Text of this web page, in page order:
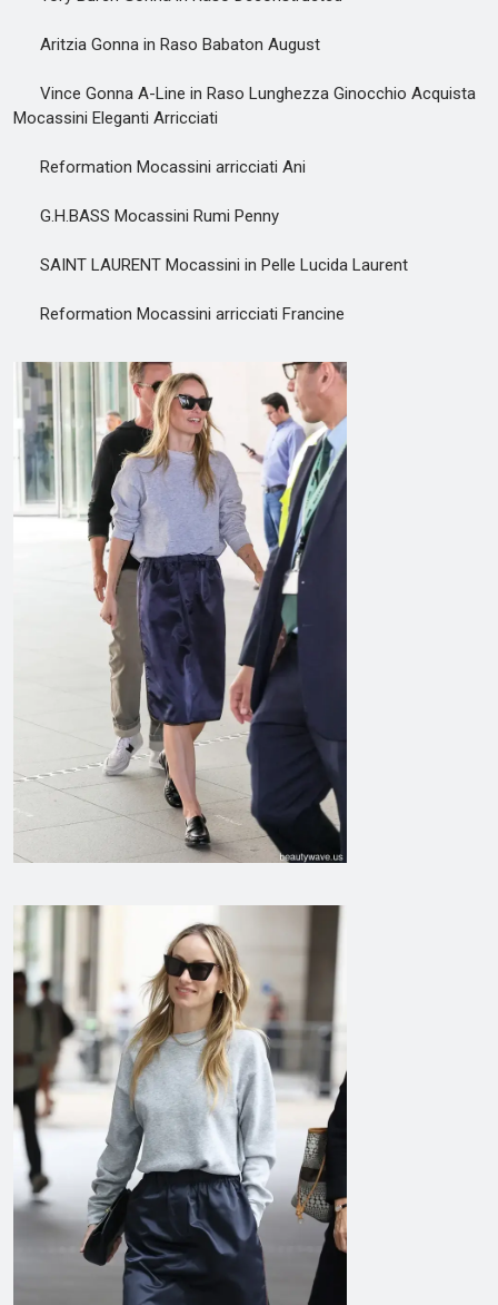
Aritzia Gonna in Raso Babaton August
Vince Gonna A-Line in Raso Lunghezza Ginocchio Acquista
Mocassini Eleganti Arricciati
Reformation Mocassini arricciati Ani
G.H.BASS Mocassini Rumi Penny
SAINT LAURENT Mocassini in Pelle Lucida Laurent
Reformation Mocassini arricciati Francine